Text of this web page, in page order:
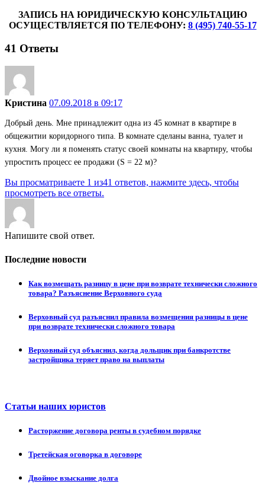
ЗАПИСЬ НА ЮРИДИЧЕСКУЮ КОНСУЛЬТАЦИЮ
ОСУЩЕСТВЛЯЕТСЯ ПО ТЕЛЕФОНУ: 8 (495) 740-55-17
41 Ответы
Кристина 07.09.2018 в 09:17
Добрый день. Мне принадлежит одна из 45 комнат в квартире в
общежитии коридорного типа. В комнате сделаны ванна, туалет и
кухня. Могу ли я поменять статус своей комнаты на квартиру, чтобы
упростить процесс ее продажи (S = 22 м)?
Вы просматриваете 1 из41 ответов, нажмите здесь, чтобы
просмотреть все ответы.
Напишите свой ответ.
Последние новости
Как возмещать разницу в цене при возврате технически сложного
товара? Разъяснение Верховного суда
Верховный суд разъяснил правила возмещения разницы в цене
при возврате технически сложного товара
Верховный суд объяснил, когда дольщик при банкротстве
застройщика теряет право на выплаты
Статьи наших юристов
Расторжение договора ренты в судебном порядке
Третейская оговорка в договоре
Двойное взыскание долга